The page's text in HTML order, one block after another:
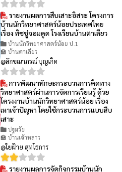
รายงานผลการสืบเสาะอิสระ โครงการ
บ้านนักวิทยาศาสตร์น้อยประเทศไทย
เรื่อง ทิชชู่จอมดูด โรงเรียนบ้านตาเลียว
บ้านนักวิทยาศาสตร์น้อย ป.1
🏫 บ้านตาเลียว
@ลักขณาภรณ์ บุญเกิด
การพัฒนาทักษะกระบวนการคิดทาง
วิทยาศาสตร์ผ่านการจัดการเรียนรู้ ด้วย
โครงงานบ้านนักวิทยาศาสตร์น้อย เรื่อง
เหาเจ้าปัญหา โดยใช้กระบวนการแบบสืบ
เสาะ
ปฐมวัย
🏫 บ้านเจ้าหลาว
@ใยฝ้าย สุทโธการ
รายงานผลการจัดกิจกรรมบ้านนัก